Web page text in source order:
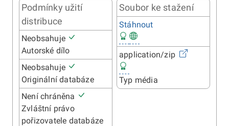
Podmínky užití
distribuce
Neobsahuje
Autorské dílo
Neobsahuje
Originální databáze
Není chráněna
Zvláštní právo
pořizovatele databáze
Soubor ke stažení
Stáhnout
application/zip
Typ média